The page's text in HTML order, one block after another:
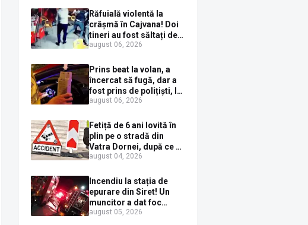
Calinic anunță că îi
pregătește judecata
canonică
Răfuială violentă la
crâșmă în Cajvana! Doi
tineri au fost săltați de
polițiști după un scandal
distruse
august 06, 2026
Prins beat la volan, a
încercat să fugă, dar a
fost prins de polițiști, la
Dorna Candrenilor.
1,59 mg/l alcool pur în
aerul expirat
august 06, 2026
Fetiță de 6 ani lovită în
plin pe o stradă din
Vatra Dornei, după ce a
ieșit în fața mașinii prin
august 04, 2026
Incendiu la stația de
epurare din Siret! Un
muncitor a dat foc
pompelor de apă în timp
august 05, 2026